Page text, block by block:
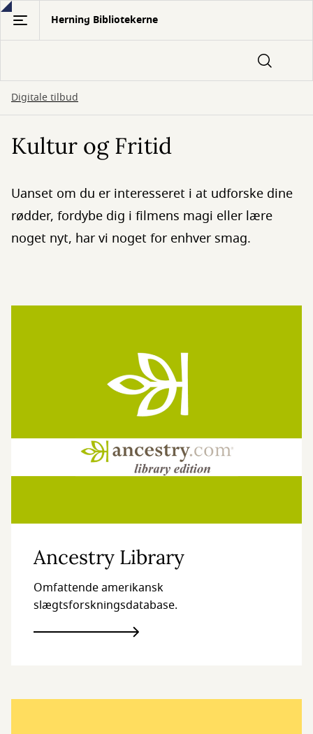
Gå
hovedindhold
Herning Bibliotekerne
Digitale tilbud
Kultur og Fritid
Uanset om du er interesseret i at udforske dine
rødder, fordybe dig i filmens magi eller lære
noget nyt, har vi noget for enhver smag.
Ancestry Library
Omfattende amerikansk
slægtsforskningsdatabase.